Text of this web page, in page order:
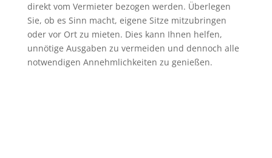
direkt vom Vermieter bezogen werden. Überlegen
Sie, ob es Sinn macht, eigene Sitze mitzubringen
oder vor Ort zu mieten. Dies kann Ihnen helfen,
unnötige Ausgaben zu vermeiden und dennoch alle
notwendigen Annehmlichkeiten zu genießen.